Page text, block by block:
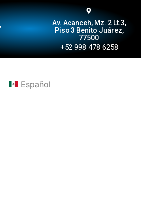
Av. Acanceh, Mz. 2 Lt.3,
Piso 3 Benito Juárez,
77500
+52 998 478 6258
Español